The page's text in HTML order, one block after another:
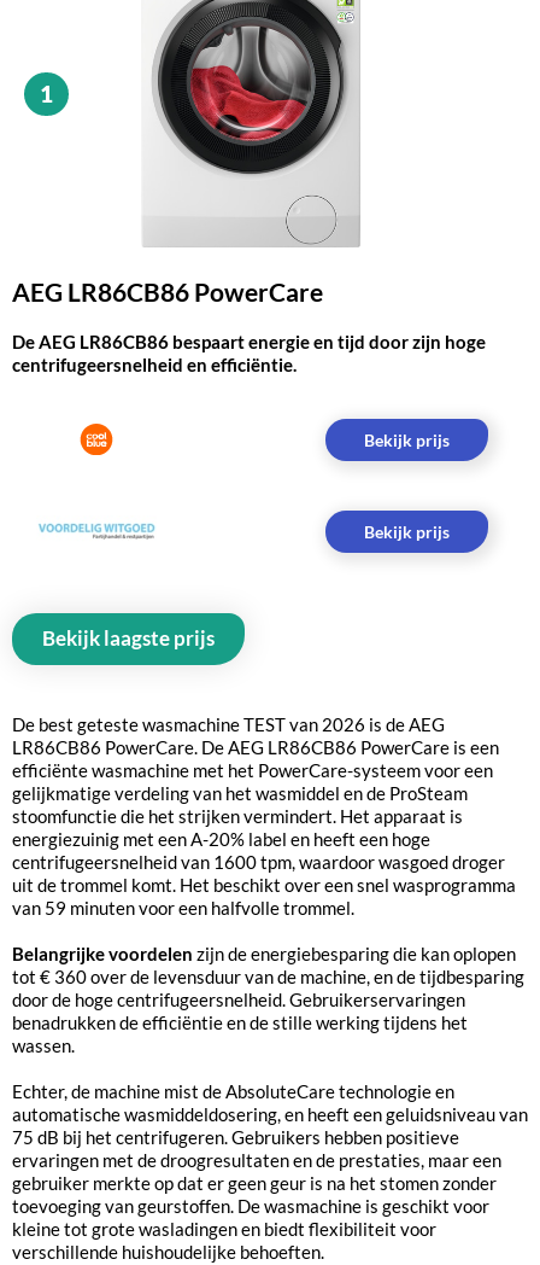
1
AEG LR86CB86 PowerCare
De AEG LR86CB86 bespaart energie en tijd door zijn hoge
centrifugeersnelheid en efficiëntie.
Bekijk prijs
Bekijk prijs
Bekijk laagste prijs
De best geteste wasmachine TEST van 2026 is de AEG
LR86CB86 PowerCare. De AEG LR86CB86 PowerCare is een
efficiënte wasmachine met het PowerCare-systeem voor een
gelijkmatige verdeling van het wasmiddel en de ProSteam
stoomfunctie die het strijken vermindert. Het apparaat is
energiezuinig met een A-20% label en heeft een hoge
centrifugeersnelheid van 1600 tpm, waardoor wasgoed droger
uit de trommel komt. Het beschikt over een snel wasprogramma
van 59 minuten voor een halfvolle trommel.
Belangrijke voordelen zijn de energiebesparing die kan oplopen
tot € 360 over de levensduur van de machine, en de tijdbesparing
door de hoge centrifugeersnelheid. Gebruikerservaringen
benadrukken de efficiëntie en de stille werking tijdens het
wassen.
Echter, de machine mist de AbsoluteCare technologie en
automatische wasmiddeldosering, en heeft een geluidsniveau van
75 dB bij het centrifugeren. Gebruikers hebben positieve
ervaringen met de droogresultaten en de prestaties, maar een
gebruiker merkte op dat er geen geur is na het stomen zonder
toevoeging van geurstoffen. De wasmachine is geschikt voor
kleine tot grote wasladingen en biedt flexibiliteit voor
verschillende huishoudelijke behoeften.